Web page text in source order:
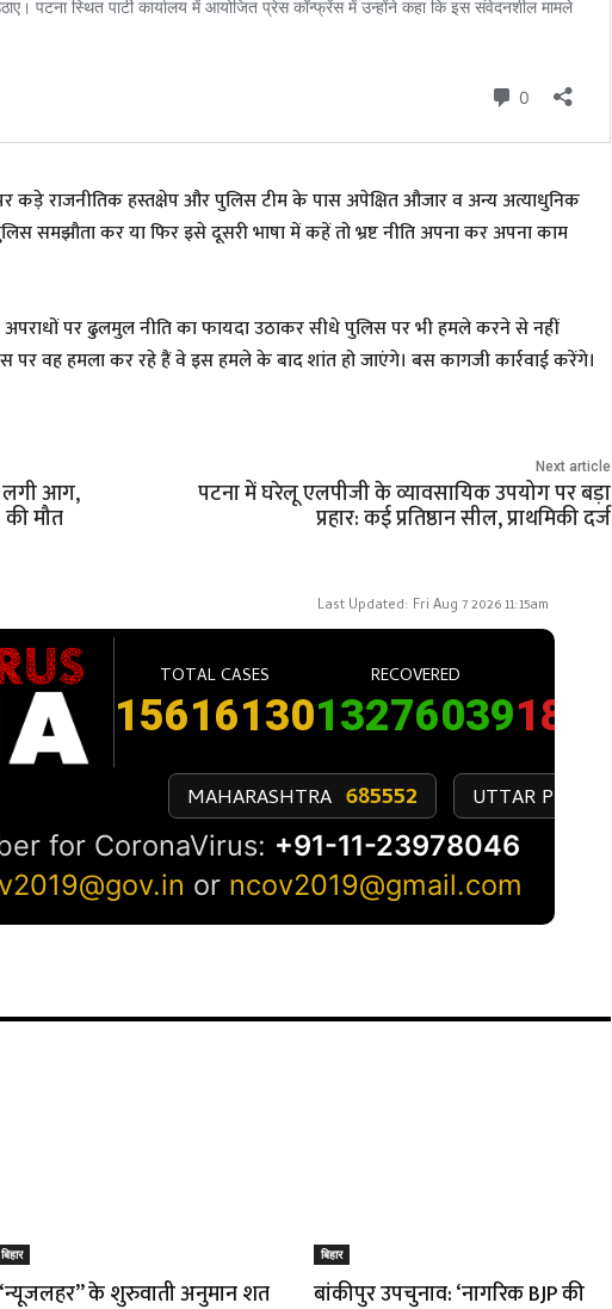
कड़े राजनीतिक हस्तक्षेप और पुलिस टीम के पास अपेक्षित औजार व अन्य अत्याधुनिक
समझौता कर या फिर इसे दूसरी भाषा में कहें तो भ्रष्ट नीति अपना कर अपना काम
अपराधों पर ढुलमुल नीति का फायदा उठाकर सीधे पुलिस पर भी हमले करने से नहीं
पर वह हमला कर रहे हैं वे इस हमले के बाद शांत हो जाएंगे। बस कागजी कार्रवाई करेंगे।
लगी आग,
मौत
Next article
पटना में घरेलू एलपीजी के व्यावसायिक उपयोग पर बड़ा
प्रहार: कई प्रतिष्ठान सील, प्राथमिकी दर्ज
बिहार
के शुरुवाती अनुमान शत
बिहार
बांकीपुर उपचुनाव: ‘नागरिक BJP की